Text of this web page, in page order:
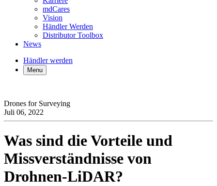
mdCares
Vision
Händler Werden
Distributor Toolbox
News
Händler werden
Menu
Drones for Surveying
Juli 06, 2022
Was sind die Vorteile und
Missverständnisse von
Drohnen-LiDAR?